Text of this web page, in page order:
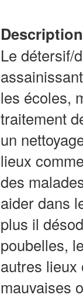
Le détersif/
les écoles,
traitement
un
lieux
des
aider dans
plus il
poubelles,
autres lieux
mauvaises